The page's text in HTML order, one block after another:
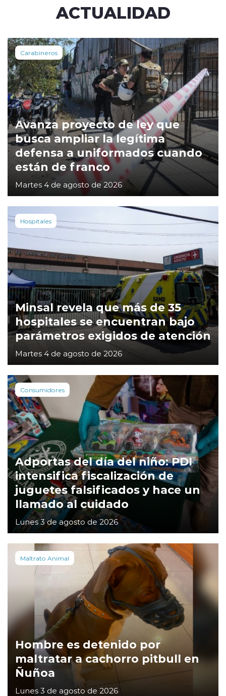
ACTUALIDAD
Carabineros
Avanza proyecto de ley que
busca ampliar la legítima
defensa a uniformados cuando
están de franco
Martes 4 de agosto de 2026
Hospitales
Minsal revela que más de 35
hospitales se encuentran bajo
parámetros exigidos de atención
Martes 4 de agosto de 2026
Consumidores
Adportas del día del niño: PDI
intensifica fiscalización de
juguetes falsificados y hace un
llamado al cuidado
Lunes 3 de agosto de 2026
Maltrato Animal
Hombre es detenido por
maltratar a cachorro pitbull en
Ñuñoa
Lunes 3 de agosto de 2026